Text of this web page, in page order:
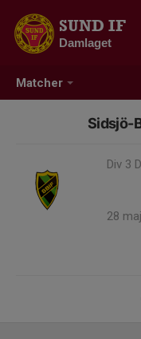
Matcher
SUND IF
Damlaget
Sidsjö-
Div 3
28